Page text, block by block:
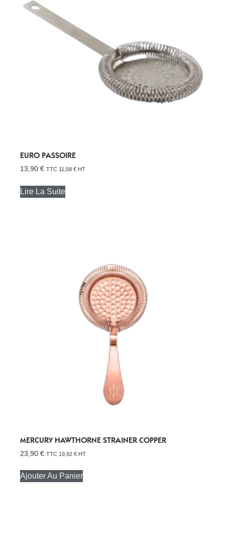
EURO PASSOIRE
13,90 € TTC 11,58 € HT
Lire La Suite
MERCURY HAWTHORNE STRAINER COPPER
23,90 € TTC 19,92 € HT
Ajouter Au Panier